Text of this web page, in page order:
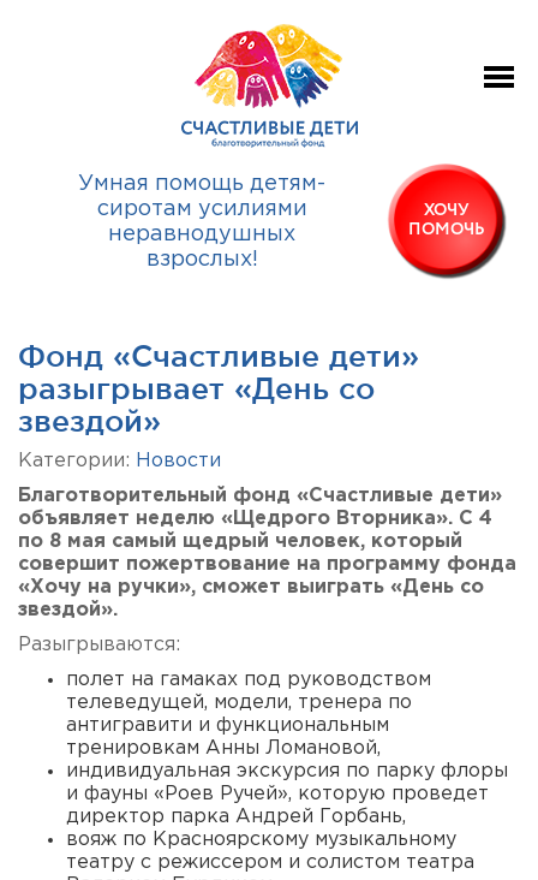
Умная помощь детям-
сиротам усилиями
неравнодушных
взрослых!
ХОЧУ
ПОМОЧЬ
Фонд «Счастливые дети»
разыгрывает «День со
звездой»
Категории: Новости
Благотворительный фонд «Счастливые дети»
объявляет неделю «Щедрого Вторника». С 4
по 8 мая самый щедрый человек, который
совершит пожертвование на программу фонда
«Хочу на ручки», сможет выиграть «День со
звездой».
Разыгрываются:
полет на гамаках под руководством
телеведущей, модели, тренера по
антигравити и функциональным
тренировкам Анны Ломановой,
индивидуальная экскурсия по парку флоры
и фауны «Роев Ручей», которую проведет
директор парка Андрей Горбань,
вояж по Красноярскому музыкальному
театру с режиссером и солистом театра